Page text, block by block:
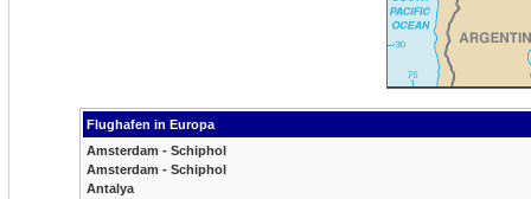
Flughafen in Europa
Amsterdam - Schiphol
Amsterdam - Schiphol
Antalya